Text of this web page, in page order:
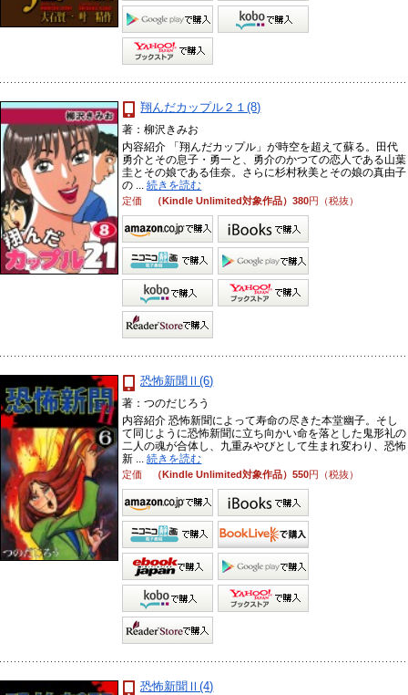
翔んだカップル２１(8)
著：柳沢きみお
内容紹介 「翔んだカップル」が時空を超えて蘇る。田代
勇介とその息子・勇一と、勇介のかつての恋人である山葉
圭とその娘である佳奈。さらに杉村秋美とその娘の真由子
の ...続きを読む
定価 （Kindle Unlimited対象作品）380円（税抜）
恐怖新聞Ⅱ(6)
著：つのだじろう
内容紹介 恐怖新聞によって寿命の尽きた本堂幽子。そし
て同じように恐怖新聞に立ち向かい命を落とした鬼形礼の
二人の魂が合体し、九重みやびとして生まれ変わり、恐怖
新 ...続きを読む
定価 （Kindle Unlimited対象作品）550円（税抜）
恐怖新聞Ⅱ(4)